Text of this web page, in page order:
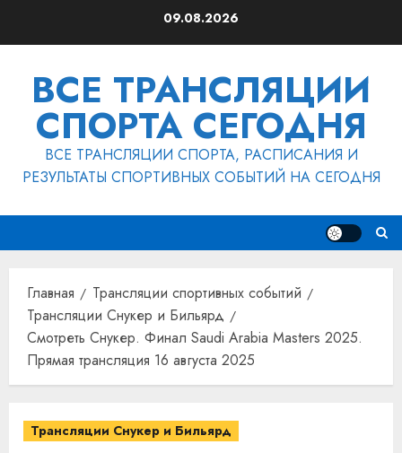
09.08.2026
ВСЕ ТРАНСЛЯЦИИ
СПОРТА СЕГОДНЯ
ВСЕ ТРАНСЛЯЦИИ СПОРТА, РАСПИСАНИЯ И
РЕЗУЛЬТАТЫ СПОРТИВНЫХ СОБЫТИЙ НА СЕГОДНЯ
Главная
Трансляции спортивных событий
Трансляции Снукер и Бильярд
Смотреть Снукер. Финал Saudi Arabia Masters 2025.
Прямая трансляция 16 августа 2025
Трансляции Снукер и Бильярд